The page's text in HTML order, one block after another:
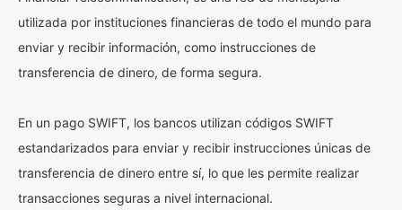
utilizada por instituciones financieras de todo el mundo para
enviar y recibir información, como instrucciones de
transferencia de dinero, de forma segura.
En un pago SWIFT, los bancos utilizan códigos SWIFT
estandarizados para enviar y recibir instrucciones únicas de
transferencia de dinero entre sí, lo que les permite realizar
transacciones seguras a nivel internacional.